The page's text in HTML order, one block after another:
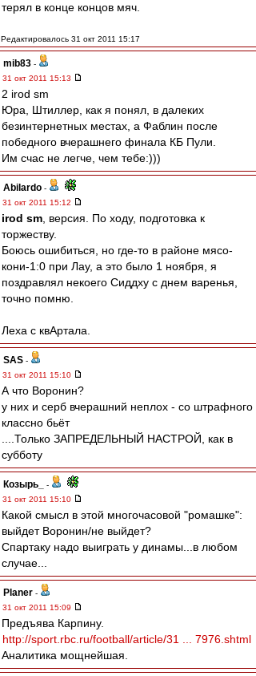
терял в конце концов мяч.
Редактировалось 31 окт 2011 15:17
mib83 -
31 окт 2011 15:13
2 irod sm
Юра, Штиллер, как я понял, в далеких
безинтернетных местах, а Фаблин после
победного вчерашнего финала КБ Пули.
Им счас не легче, чем тебе:)))
Abilardo -
31 окт 2011 15:12
irod sm , версия. По ходу, подготовка к
торжеству.
Боюсь ошибиться, но где-то в районе мясо-
кони-1:0 при Лау, а это было 1 ноября, я
поздравлял некоего Сиддху с днем варенья,
точно помню.
Леха с квАртала.
SAS -
31 окт 2011 15:10
А что Воронин?
у них и серб вчерашний неплох - со штрафного
классно бьёт
....Только ЗАПРЕДЕЛЬНЫЙ НАСТРОЙ, как в
субботу
Козырь_
-
31 окт 2011 15:10
Какой смысл в этой многочасовой "ромашке":
выйдет Воронин/не выйдет?
Спартаку надо выиграть у динамы...в любом
случае...
Planer -
31 окт 2011 15:09
Предъява Карпину.
http://sport.rbc.ru/football/article/31 ... 7976.shtml
Аналитика мощнейшая.